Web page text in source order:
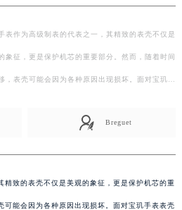
表作为高级制表的代表之一，其精致的表壳不仅是
象征，更是保护机芯的重要部分。然而，随着时间
，表壳可能会因为各种原因出现损坏。面对宝玑
Breguet
精致的表壳不仅是美观的象征，更是保护机芯的重
可能会因为各种原因出现损坏。面对宝玑手表表壳